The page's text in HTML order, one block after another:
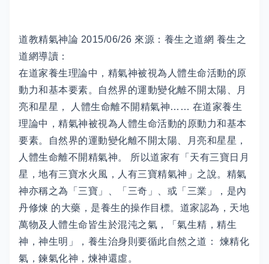
道教精氣神論 2015/06/26 來源：養生之道網 養生之
道網導讀：
在道家養生理論中，精氣神被視為人體生命活動的原
動力和基本要素。自然界的運動變化離不開太陽、月
亮和星星， 人體生命離不開精氣神…… 在道家養生
理論中，精氣神被視為人體生命活動的原動力和基本
要素。自然界的運動變化離不開太陽、月亮和星星，
人體生命離不開精氣神。 所以道家有「天有三寶日月
星，地有三寶水火風，人有三寶精氣神」之說。精氣
神亦稱之為「三寶」、「三奇」、或「三業」，是內
丹修煉 的大藥，是養生的操作目標。道家認為，天地
萬物及人體生命皆生於混沌之氣，「氣生精，精生
神，神生明」，養生治身則要循此自然之道： 煉精化
氣，鍊氣化神，煉神還虛。